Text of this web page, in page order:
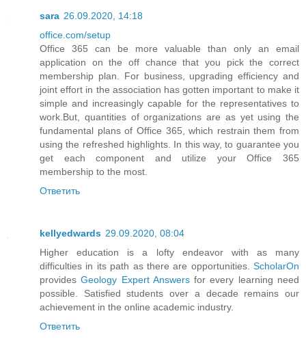
sara 26.09.2020, 14:18
office.com/setup
Office 365 can be more valuable than only an email
application on the off chance that you pick the correct
membership plan. For business, upgrading efficiency and
joint effort in the association has gotten important to make it
simple and increasingly capable for the representatives to
work.But, quantities of organizations are as yet using the
fundamental plans of Office 365, which restrain them from
using the refreshed highlights. In this way, to guarantee you
get each component and utilize your Office 365
membership to the most.
Ответить
kellyedwards 29.09.2020, 08:04
Higher education is a lofty endeavor with as many
difficulties in its path as there are opportunities. ScholarOn
providesGeology Expert Answersfor every learning need
possible. Satisfied students over a decade remains our
achievement in the online academic industry.
Ответить